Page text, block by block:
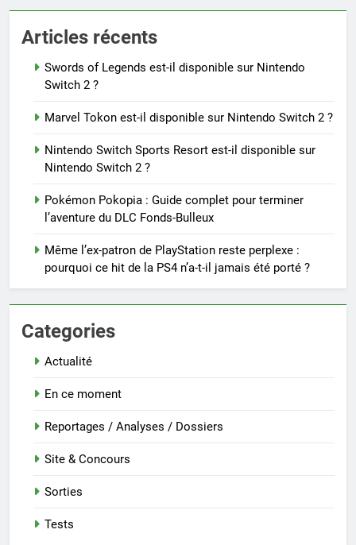
Articles récents
Swords of Legends est-il disponible sur Nintendo
Switch 2 ?
Marvel Tokon est-il disponible sur Nintendo Switch 2 ?
Nintendo Switch Sports Resort est-il disponible sur
Nintendo Switch 2 ?
Pokémon Pokopia : Guide complet pour terminer
l’aventure du DLC Fonds-Bulleux
Même l’ex-patron de PlayStation reste perplexe :
pourquoi ce hit de la PS4 n’a-t-il jamais été porté ?
Categories
Actualité
En ce moment
Reportages / Analyses / Dossiers
Site & Concours
Sorties
Tests